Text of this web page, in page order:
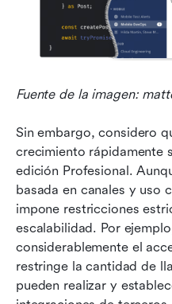
Fuente de la imagen:
Sin embargo, considero
crecimiento rápidamente
edición Profesional.
basada en canales y uso
impone restricciones
escalabilidad. Por
considerablemente el
restringe la cantidad de
pueden realizar y